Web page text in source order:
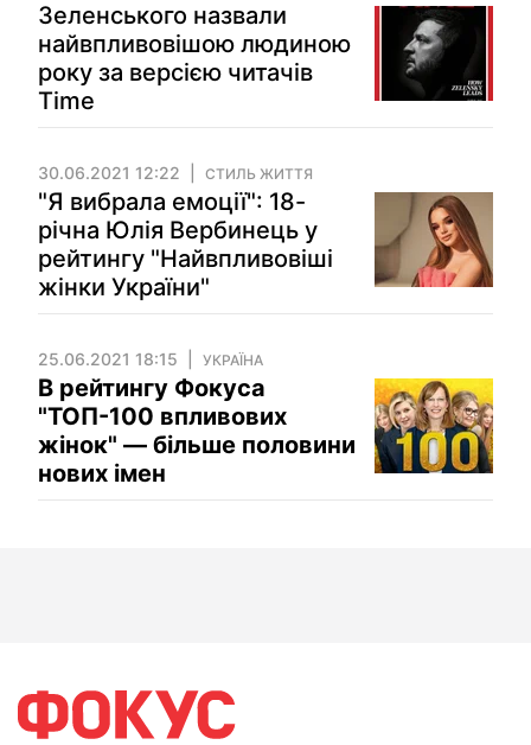
Зеленського назвали
найвпливовішою людиною
року за версією читачів
Time
30.06.2021 12:22 СТИЛЬ ЖИТТЯ
"Я вибрала емоції": 18-
річна Юлія Вербинець у
рейтингу "Найвпливовіші
жінки України"
25.06.2021 18:15 УКРАЇНА
В рейтингу Фокуса
"ТОП-100 впливових
жінок" — більше половини
нових імен